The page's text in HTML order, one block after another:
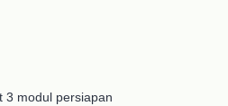
3 modul persiapan